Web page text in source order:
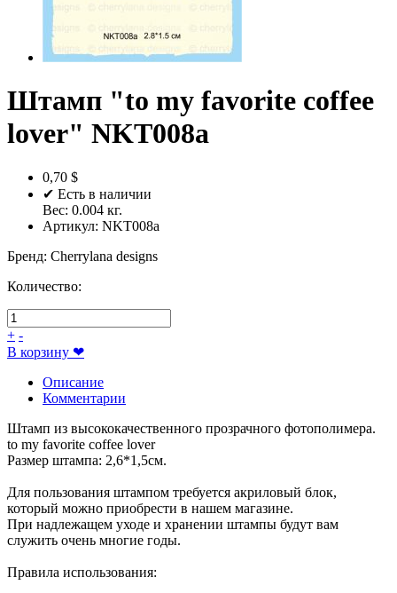
Штамп "to my favorite coffee
lover" NKT008a
0,70 $
✔ Есть в наличии
Вес: 0.004 кг.
Артикул: NKT008a
Бренд: Cherrylana designs
Количество:
+ -
В корзину ❤
Описание
Комментарии
Штамп из высококачественного прозрачного фотополимера.
to my favorite coffee lover
Размер штампа: 2,6*1,5см.
Для пользования штампом требуется акриловый блок,
который можно приобрести в нашем магазине.
При надлежащем уходе и хранении штампы будут вам
служить очень многие годы.
Правила использования: